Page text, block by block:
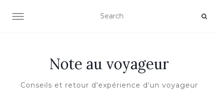
OUVRIR/FERMER LA NAVIGATION
Note au voyageur
Conseils et retour d'expérience d'un voyageur